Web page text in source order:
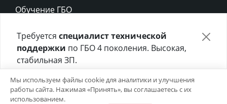
Обучение ГБО
Карта сайта
Политика конфиденциальности
Политика cookie
Мы используем файлы cookie для аналитики и улучшения
работы сайта. Нажимая «Принять», вы соглашаетесь с их
использованием.
Требуется специалист технической
поддержки по ГБО 4 поколения. Высокая,
стабильная ЗП.
Отправьте своё резюме в форме ниже 👇
Откликнуться на вакансию